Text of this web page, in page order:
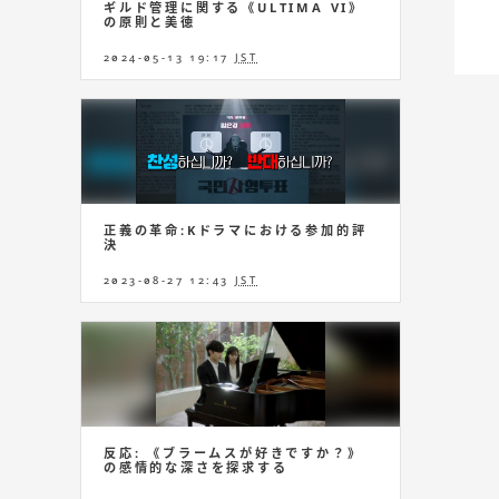
ギルド管理に関する《ULTIMA VI》
の原則と美徳
2024-05-13 19:17 JST
正義の革命:Kドラマにおける参加的評
決
2023-08-27 12:43 JST
反応: 《ブラームスが好きですか？》
の感情的な深さを探求する